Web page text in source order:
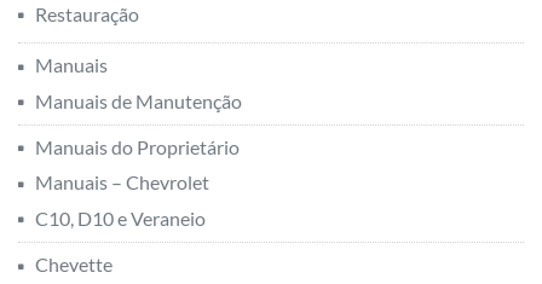
Restauração
Manuais
Manuais de Manutenção
Manuais do Proprietário
Manuais – Chevrolet
C10, D10 e Veraneio
Chevette